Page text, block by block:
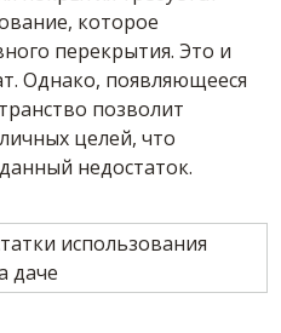
которое
перекрытия. Это и
Однако, появляющееся
позволит
целей, что
недостаток.